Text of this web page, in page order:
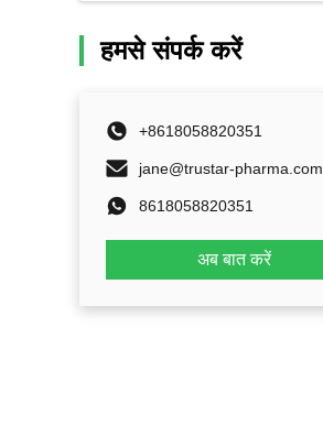
हमसे संपर्क करें
+8618058820351
jane@trustar-pharma.com
8618058820351
अब बात करें